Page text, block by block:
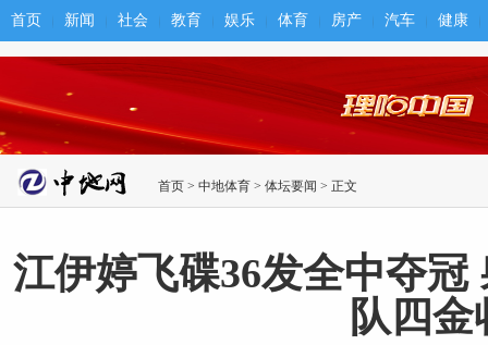
首页 新闻 社会 教育 娱乐 体育 房产 汽车 健康
首页 > 中地体育 > 体坛要闻 > 正文
江伊婷飞碟36发全中夺
队四金